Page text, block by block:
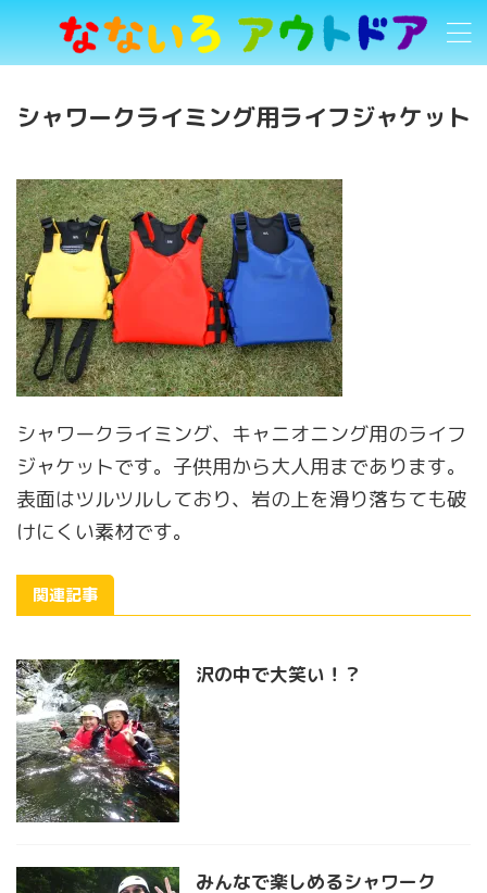
シャワークライミング用ライフジャケット
シャワークライミング、キャニオニング用のライフ
ジャケットです。子供用から大人用まであります。
表面はツルツルしており、岩の上を滑り落ちても破
けにくい素材です。
関連記事
沢の中で大笑い！？
みんなで楽しめるシャワーク